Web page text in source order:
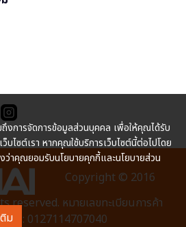
Copyright © 2016
หมายเลขทะเบียนการค้า
กส์ : 0127114707040
งการจัดการข้อมูลส่วนบุคคล เพื่อให้คุณได้รับ
ไซต์เรา หากคุณใช้บริการเว็บไซต์นี้ต่อไปโดย
ว่าคุณยอมรับนโยบายคุกกี้และนโยบายส่วน
ม